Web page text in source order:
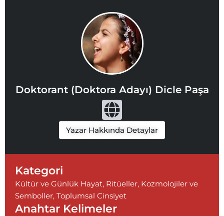
Doktorant (Doktora Adayı) Dicle Paşa
G
l
o
b
Yazar Hakkında Detaylar
Kategori
Kültür ve Günlük Hayat, Ritüeller, Kozmolojiler ve
Semboller, Toplumsal Cinsiyet
Anahtar Kelimeler